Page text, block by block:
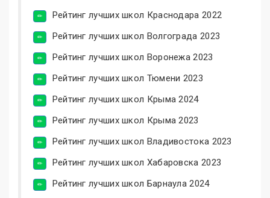
Рейтинг лучших школ Краснодара 2022
Рейтинг лучших школ Волгограда 2023
Рейтинг лучших школ Воронежа 2023
Рейтинг лучших школ Тюмени 2023
Рейтинг лучших школ Крыма 2024
Рейтинг лучших школ Крыма 2023
Рейтинг лучших школ Владивостока 2023
Рейтинг лучших школ Хабаровска 2023
Рейтинг лучших школ Барнаула 2024